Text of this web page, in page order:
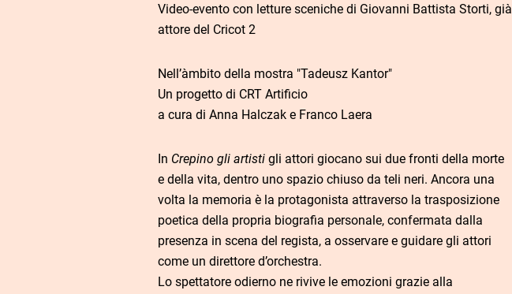
Video-evento con letture sceniche di Giovanni Battista Storti, già
attore del Cricot 2
Nell’àmbito della mostra "Tadeusz Kantor"
Un progetto di CRT Artificio
a cura di Anna Halczak e Franco Laera
In Crepino gli artisti gli attori giocano sui due fronti della morte
e della vita, dentro uno spazio chiuso da teli neri. Ancora una
volta la memoria è la protagonista attraverso la trasposizione
poetica della propria biografia personale, confermata dalla
presenza in scena del regista, a osservare e guidare gli attori
come un direttore d’orchestra.
Lo spettatore odierno ne rivive le emozioni grazie alla